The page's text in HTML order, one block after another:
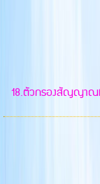
18.ตัวกรองสัญญาณ